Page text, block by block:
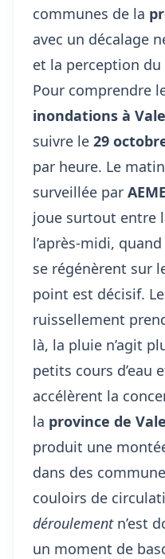
communes de la
avec un décalage
et la perception du
Pour comprendre
inondations à
suivre le 29
par heure. Le
surveillée par
joue surtout entre
l’après-midi,
se régénèrent sur
point est décisif.
ruissellement
là, la pluie n’agit
petits cours d’eau
accélèrent la
la province de
produit une
dans des
couloirs de
déroulementn’est
un moment de